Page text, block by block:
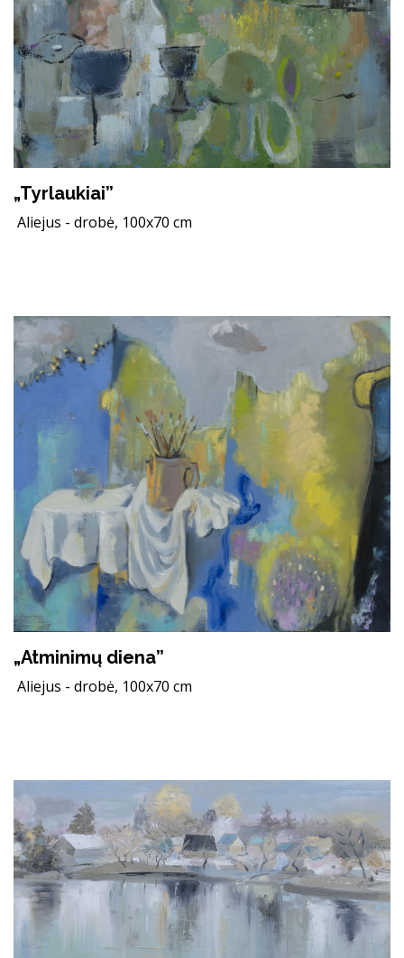
„Tyrlaukiai”
Aliejus - drobė, 100x70 cm
„Atminimų diena”
Aliejus - drobė, 100x70 cm